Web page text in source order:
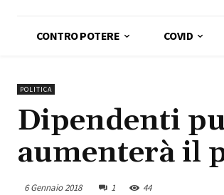
CONTRO POTERE COVID
POLITICA
Dipendenti
aumenterà il
6 Gennaio 2018 1 44